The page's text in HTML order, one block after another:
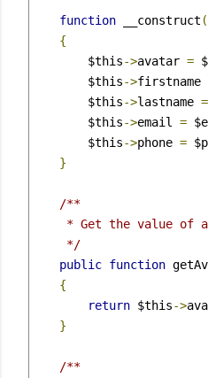
function __construct (
{
        $this
->avatar =
        $this
->firstname
        $this
->lastname =
        $this
->email =
        $this
->phone =
}
/**
* Get the value of
     */
public function
{
return $this->
}
/**